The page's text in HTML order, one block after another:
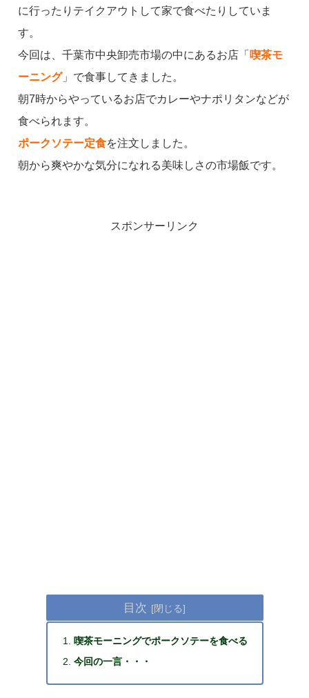
に行ったりテイクアウトして家で食べたりしていま
す。
今回は、千葉市中央卸売市場の中にあるお店「 喫茶モ
ーニング」で食事してきました。
朝7時からやっているお店でカレーやナポリタンなどが
食べられます。
ポークソテー定食を注文しました。
朝から爽やかな気分になれる美味しさの市場飯です。
スポンサーリンク
目次
喫茶モーニングでポークソテーを食べる
今回の一言・・・